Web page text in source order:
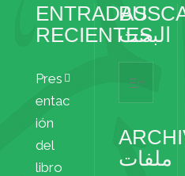
ENTRADAS
RECIENTES
Pres
entac
ión
del
libro
البحث
ملفات